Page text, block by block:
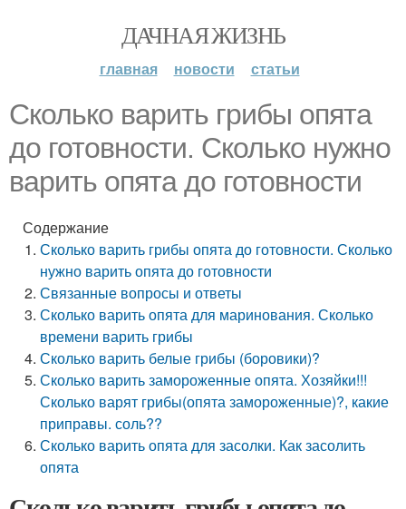
ДАЧНАЯ ЖИЗНЬ
главная новости статьи
Сколько варить грибы опята
до готовности. Сколько нужно
варить опята до готовности
Содержание
Сколько варить грибы опята до готовности. Сколько
нужно варить опята до готовности
Связанные вопросы и ответы
Сколько варить опята для маринования. Сколько
времени варить грибы
Сколько варить белые грибы (боровики)?
Сколько варить замороженные опята. Хозяйки!!!
Сколько варят грибы(опята замороженные)?, какие
приправы. соль??
Сколько варить опята для засолки. Как засолить
опята